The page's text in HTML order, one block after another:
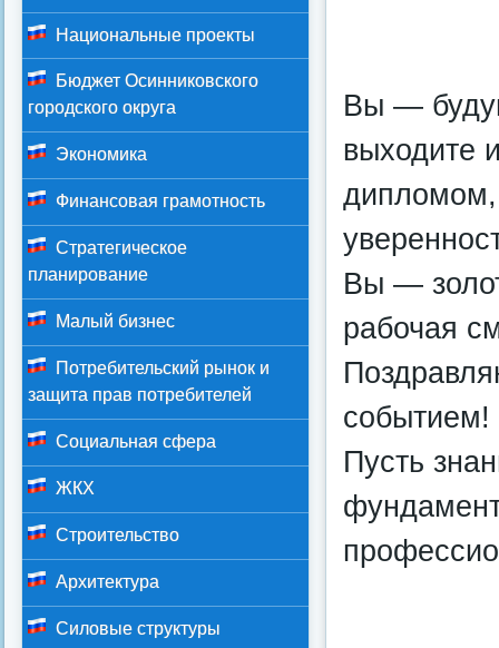
Вы —
выходите
дипломом,
Вы —
рабочая
событием!
Пусть
Национальные проекты
Бюджет Осинниковского
городского округа
Экономика
Финансовая грамотность
Стратегическое
планирование
Малый бизнес
Потребительский рынок и
защита прав потребителей
Социальная сфера
ЖКХ
Строительство
Архитектура
Силовые структуры